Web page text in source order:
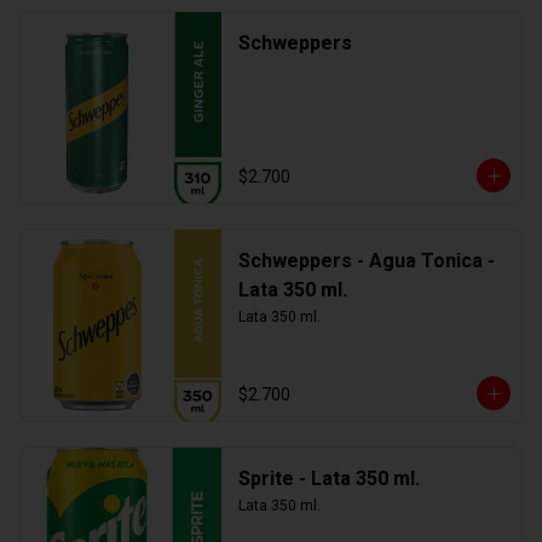
Schweppers
$2.700
Schweppers - Agua Tonica -
Lata 350 ml.
Lata 350 ml.
$2.700
Sprite - Lata 350 ml.
Lata 350 ml.